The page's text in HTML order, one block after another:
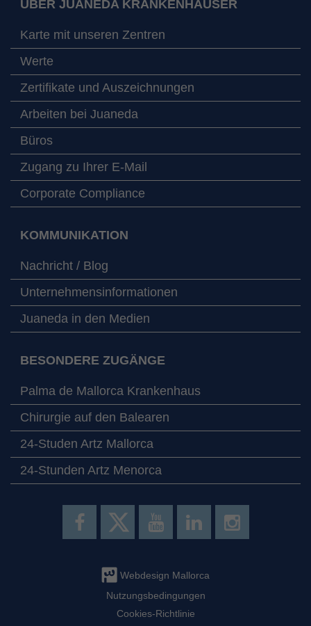
ÜBER JUANEDA KRANKENHÄUSER
Karte mit unseren Zentren
Werte
Zertifikate und Auszeichnungen
Arbeiten bei Juaneda
Büros
Zugang zu Ihrer E-Mail
Corporate Compliance
KOMMUNIKATION
Nachricht / Blog
Unternehmensinformationen
Juaneda in den Medien
BESONDERE ZUGÄNGE
Palma de Mallorca Krankenhaus
Chirurgie auf den Balearen
24-Studen Artz Mallorca
24-Stunden Artz Menorca
Webdesign Mallorca
Nutzungsbedingungen
Cookies-Richtlinie